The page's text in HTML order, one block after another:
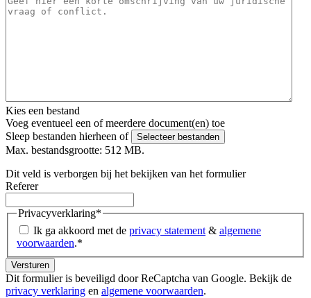
Kies een bestand
Voeg eventueel een of meerdere document(en) toe
Sleep bestanden hierheen of
Selecteer bestanden
Max. bestandsgrootte: 512 MB.
Dit veld is verborgen bij het bekijken van het formulier
Referer
Privacyverklaring*
Ik ga akkoord met de privacy statement & algemene
voorwaarden.*
Dit formulier is beveiligd door ReCaptcha van Google. Bekijk de
privacy verklaring en algemene voorwaarden.